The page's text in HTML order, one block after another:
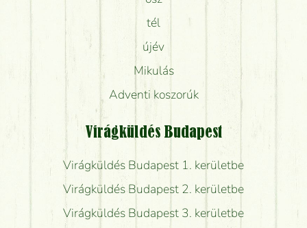
tél
újév
Mikulás
Adventi koszorúk
Virágküldés Budapest
Virágküldés Budapest 1. kerületbe
Virágküldés Budapest 2. kerületbe
Virágküldés Budapest 3. kerületbe